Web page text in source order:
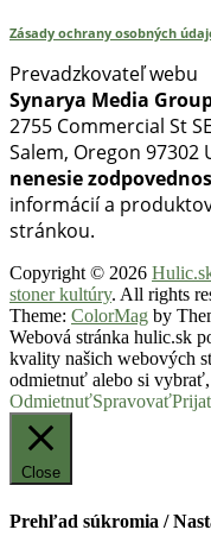
Zásady ochrany osobných
Prevadzkovateľ webu
Synarya Media
2755 Commercial St SE
Salem, Oregon 97302
nenesie
informácií a
stránkou.
Copyright © 2026
stoner kultúry. All rights
Theme: ColorMag by
Webová stránka hulic.sk
kvality našich webových
odmietnuť alebo si
OdmietnuťSpravovať
Close
Prehľad súkromia /